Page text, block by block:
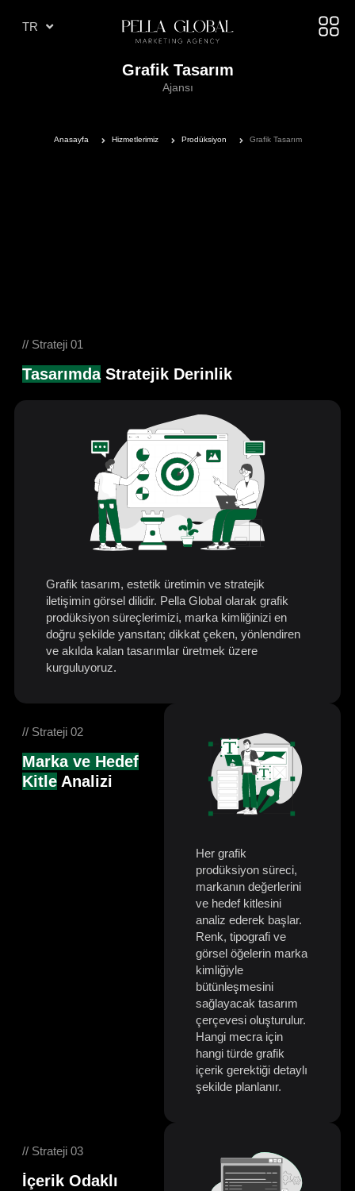
TR
AE
Grafik Tasarım
Ajansı
Anasayfa Hizmetlerimiz Prodüksiyon Grafik Tasarım
// Strateji 01
TasarımdaStratejik Derinlik
Grafik tasarım, estetik üretimin ve stratejik
iletişimin görsel dilidir. Pella Global olarak grafik
prodüksiyon süreçlerimizi, marka kimliğinizi en
doğru şekilde yansıtan; dikkat çeken, yönlendiren
ve akılda kalan tasarımlar üretmek üzere
kurguluyoruz.
// Strateji 02
Marka ve Hedef
Kitle Analizi
Her grafik
prodüksiyon süreci,
markanın değerlerini
ve hedef kitlesini
analiz ederek başlar.
Renk, tipografi ve
görsel öğelerin marka
kimliğiyle
bütünleşmesini
sağlayacak tasarım
çerçevesi oluşturulur.
Hangi mecra için
hangi türde grafik
içerik gerektiği detaylı
şekilde planlanır.
// Strateji 03
İçerik Odaklı